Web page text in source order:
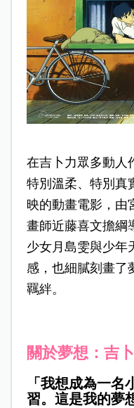
在吉卜力眾多動人
特別溫柔、特別真
映的動畫電影，由
畫師近藤喜文擔綱
少女月島雯與少年
感，也細膩刻畫了
羈絆。
關於夢想：吉
「我想成為一
習。這是我的夢